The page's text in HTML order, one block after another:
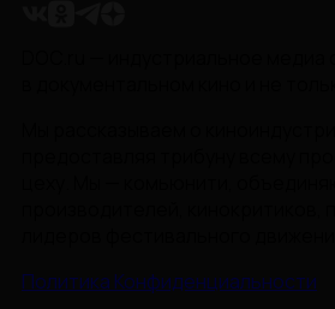
Политика Конфиденциальности